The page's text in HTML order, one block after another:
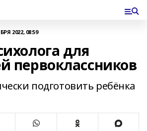
2022, 08:59
для
первоклассников
подготовить ребёнка